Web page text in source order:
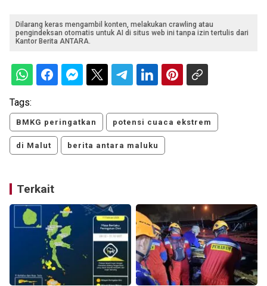
Dilarang keras mengambil konten, melakukan crawling atau
pengindeksan otomatis untuk AI di situs web ini tanpa izin tertulis dari
Kantor Berita ANTARA.
Tags:
BMKG peringatkan potensi cuaca ekstrem
di Malut berita antara maluku
Terkait